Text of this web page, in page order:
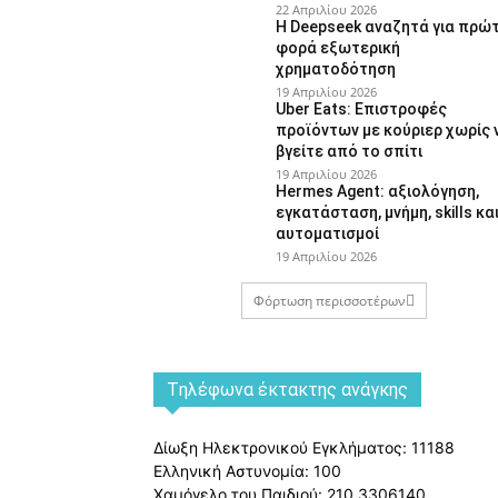
22 Απριλίου 2026
Η Deepseek αναζητά για
φορά εξωτερική
χρηματοδότηση
19 Απριλίου 2026
Uber Eats: Επιστροφές
προϊόντων με κούριερ χωρίς
βγείτε από το σπίτι
19 Απριλίου 2026
Hermes Agent: αξιολόγηση,
εγκατάσταση, μνήμη, skills και
αυτοματισμοί
19 Απριλίου 2026
Φόρτωση περισσοτέρων
Tηλέφωνα έκτακτης ανάγκης
Δίωξη Ηλεκτρονικού Εγκλήματος: 11188
Ελληνική Αστυνομία: 100
Χαμόγελο του Παιδιού: 210 3306140